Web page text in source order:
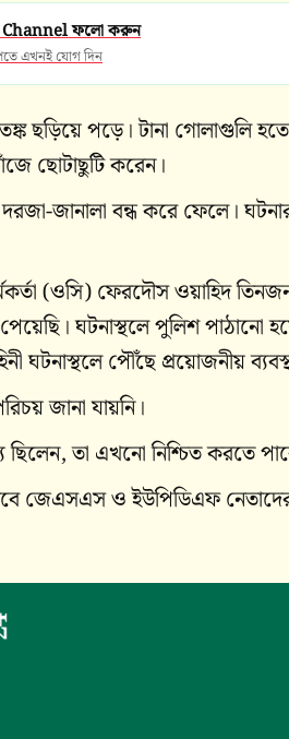
Channel ফলো করুন
এখনই যোগ দিন
ছড়িয়ে পড়ে। টানা গোলাগুলি হতে
ছোটাছুটি করেন।
জানালা বন্ধ করে ফেলে।
(ওসি) ফেরদৌস ওয়াহিদ
ঘটনাস্থলে পুলিশ পাঠানো
ঘটনাস্থলে পৌঁছে প্রয়োজনীয়
জানা যায়নি।
তা এখনো নিশ্চিত করতে
জেএসএস ও ইউপিডিএফ